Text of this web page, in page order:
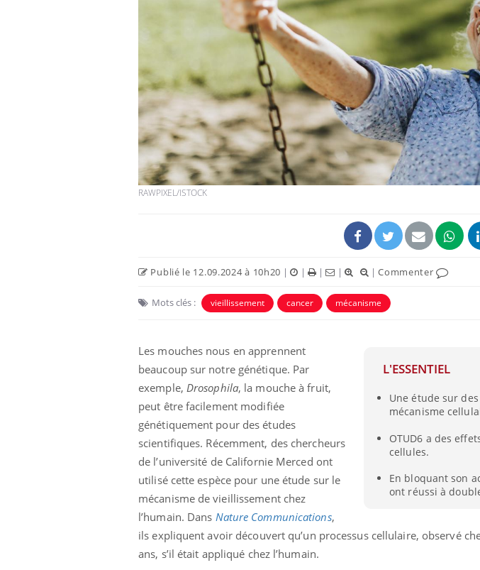
RAWPIXEL/ISTOCK
Publié le 12.09.2024 à 10h20 | | | | |Commenter
Mots clés : vieillissement cancer mécanisme
L'ESSENTIEL
Une étude sur
mécanisme
OTUD6 a des
cellules.
En bloquant son
ont réussi à
Les mouches nous en apprennent
beaucoup sur notre génétique. Par
exemple, Drosophila, la mouche à fruit,
peut être facilement modifiée
génétiquement pour des études
scientifiques. Récemment, des chercheurs
de l’université de Californie Merced ont
utilisé cette espèce pour une étude sur le
mécanisme de vieillissement chez
l’humain. Dans Nature Communications,
ils expliquent avoir découvert qu’un processus cellulaire, observé
ans, s’il était appliqué chez l’humain.
Les troubles du sommeil
modifient votre cerveau !
Mon enfant est-il trop
sensible ou simplement
très empathique ?
Bébés, jeunes enfants :
quelle trousse à
pharmacie pour les
vacances ?
Syndrome
quels sont les
pendant les
Hantavirus : un cas
détecté chez un